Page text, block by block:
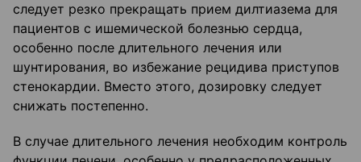
следует резко прекращать прием дилтиазема для
пациентов с ишемической болезнью сердца,
особенно после длительного лечения или
шунтирования, во избежание рецидива приступов
стенокардии. Вместо этого, дозировку следует
снижать постепенно.
В случае длительного лечения необходим контроль